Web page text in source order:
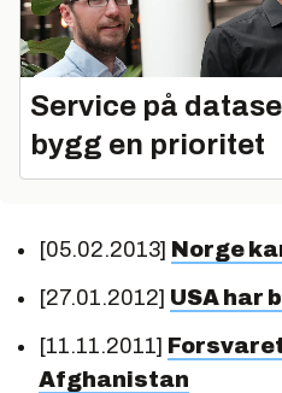
Service på
bygg en prioritet
[05.02.2013] Norge
[27.01.2012] USA har
[11.11.2011]
Afghanistan